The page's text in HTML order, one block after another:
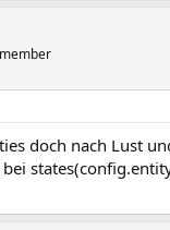
doch nach Lust